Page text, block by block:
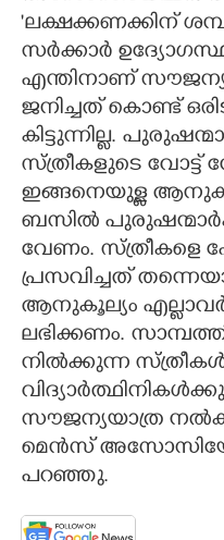
'ലക്ഷക്കണക്കിന്
സർക്കാർ
എന്തിനാണ്
ജനിച്ചത് കൊണ്ട്
കിട്ടുന്നില്ല.
സ്ത്രീകളുടെ വോട്ട്
ഇങ്ങനെയുള്ള
ബസിൽ
വേണം. സ്ത്രീകളെ
പ്രസവിച്ചത്
ആനുകൂല്യം
ലഭിക്കണം.
നിൽക്കുന്ന
സൗജന്യയാത്ര
മെൻസ്
പറഞ്ഞു.